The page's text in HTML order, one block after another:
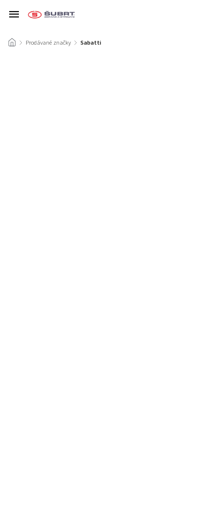
/ Prodávané značky / Sabatti